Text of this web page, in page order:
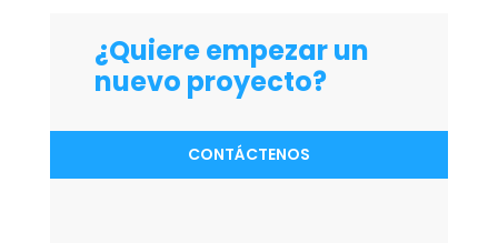
¿Quiere empezar un
nuevo proyecto?
CONTÁCTENOS